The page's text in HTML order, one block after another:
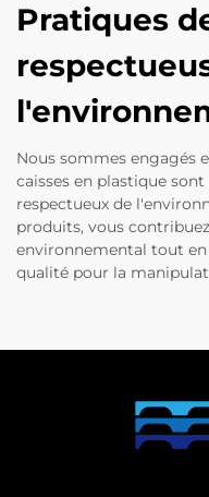
Pratiques
Nous sommes engagés
caisses en plastique
respectueux de
produits, vous
environnemental tout
qualité pour la